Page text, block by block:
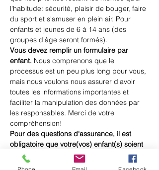
l'habitude: sécurité, plaisir de bouger, faire
du sport et s'amuser en plein air. Pour
enfants et jeunes de 6 à 14 ans (des
groupes d'âge seront formés).
Vous devez remplir un formulaire par
enfant. Nous comprenons que le
processus est un peu plus long pour vous,
mais nous voulons nous assurer d'avoir
toutes les informations importantes et
faciliter la manipulation des données par
les responsables. Merci de votre
compréhension!
Pour des questions d'assurance, il est
obligatoire que votre(vos) enfant(s) soient
membres de la fédération Triathlon
Québec. Veuillez procéder à leur